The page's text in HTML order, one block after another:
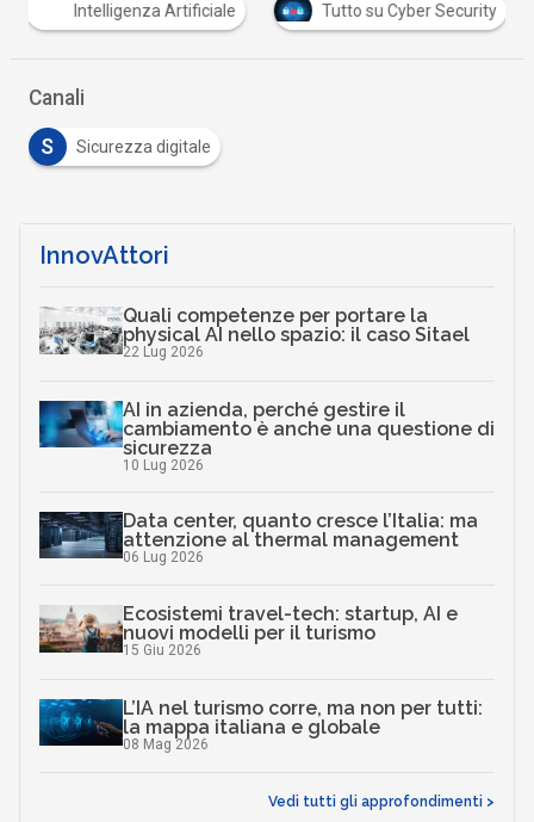
Intelligenza Artificiale Tutto su Cyber Security
Canali
S Sicurezza digitale
InnovAttori
Quali competenze per portare la
physical AI nello spazio: il caso Sitael
22 Lug 2026
AI in azienda, perché gestire il
cambiamento è anche una questione di
sicurezza
10 Lug 2026
Data center, quanto cresce l’Italia: ma
attenzione al thermal management
06 Lug 2026
Ecosistemi travel-tech: startup, AI e
nuovi modelli per il turismo
15 Giu 2026
L’IA nel turismo corre, ma non per tutti:
la mappa italiana e globale
08 Mag 2026
Vedi tutti gli approfondimenti >